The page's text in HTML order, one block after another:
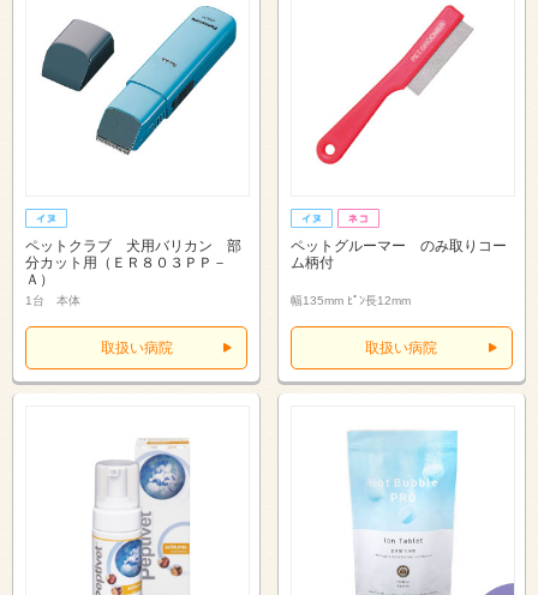
ペットクラブ 犬用バリカン 部
分カット用（ＥＲ８０３ＰＰ－
Ａ）
1台 本体
取扱い病院
ペットグルーマー のみ取りコー
ム柄付
幅135mm ﾋﾟﾝ長12mm
取扱い病院